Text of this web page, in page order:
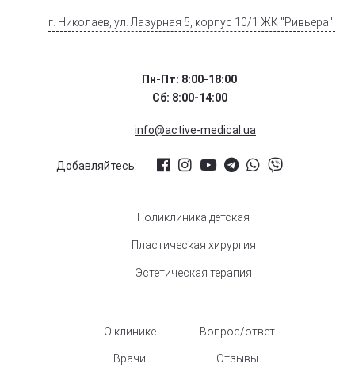
г. Николаев, ул. Лазурная 5, корпус 10/1 ЖК "Ривьера".
Пн-Пт: 8:00-18:00
Сб: 8:00-14:00
info@active-medical.ua
Добавляйтесь:
Поликлиника детская
Пластическая хирургия
Эстетическая терапия
О клинике
Врачи
Вопрос/ответ
Отзывы